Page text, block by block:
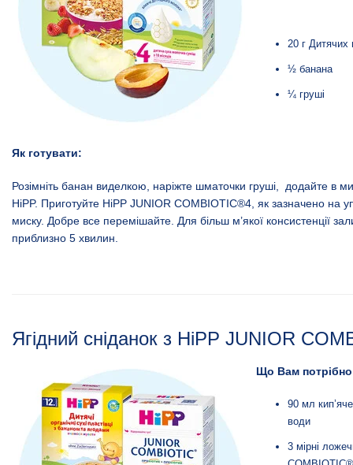
20 г Дитячих
½ банана
¼ груші
Як готувати:
Розімніть банан виделкою, наріжте шматочки груші, додайте в
HiPP. Приготуйте HiPP JUNIOR COMBIOTIC®4 , як зазначено на
миску. Добре все перемішайте. Для більш м’якої консистенції
приблизно 5 хвилин.
Ягідний сніданок з HiPP JUNIOR
Що Вам
90 мл
води
3 мірні